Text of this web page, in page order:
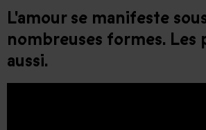
L'amour se manifeste
nombreuses formes. Les
aussi.